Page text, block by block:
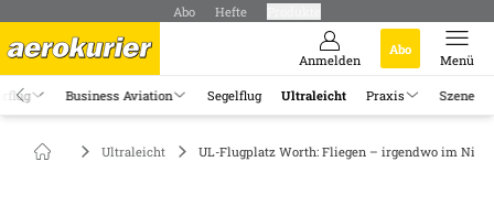
Abo Hefte
Anmelden
Abo
Menü
Business Aviation Segelflug Ultraleicht Praxis Szene
Ultraleicht UL-Flugplatz Worth: Fliegen – irgendwo im